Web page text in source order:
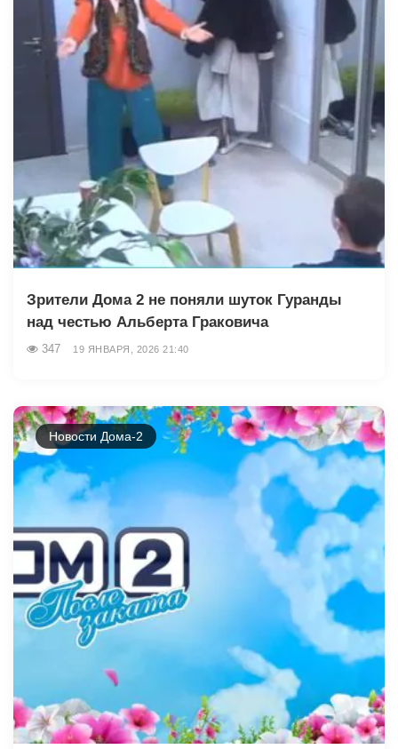
Зрители Дома 2 не поняли шуток Гуранды
над честью Альберта Граковича
347 19 ЯНВАРЯ, 2026 21:40
Новости Дома-2